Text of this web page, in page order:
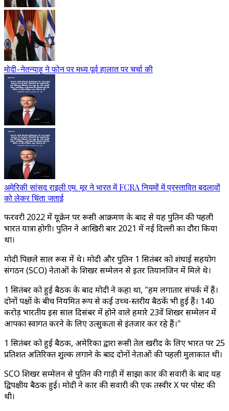
मोदी-नेतन्याहू ने फोन पर मध्य पूर्व हालात पर चर्चा की
अमेरिकी सांसद राइली एम. मूर ने भारत में FCRA नियमों में प्रस्तावित बदलावों
को लेकर चिंता जताई
फरवरी 2022 में यूक्रेन पर रूसी आक्रमण के बाद से यह पुतिन की पहली
भारत यात्रा होगी। पुतिन ने आखिरी बार 2021 में नई दिल्ली का दौरा किया
था।
मोदी पिछले साल रूस में थे। मोदी और पुतिन 1 सितंबर को शंघाई सहयोग
संगठन (SCO) नेताओं के शिखर सम्मेलन से इतर तियानजिन में मिले थे।
1 सितंबर को हुई बैठक के बाद मोदी ने कहा था, "हम लगातार संपर्क में हैं।
दोनों पक्षों के बीच नियमित रूप से कई उच्च-स्तरीय बैठकें भी हुई हैं। 140
करोड़ भारतीय इस साल दिसंबर में होने वाले हमारे 23वें शिखर सम्मेलन में
आपका स्वागत करने के लिए उत्सुकता से इंतजार कर रहे हैं।"
1 सितंबर को हुई बैठक, अमेरिका द्वारा रूसी तेल खरीद के लिए भारत पर 25
प्रतिशत अतिरिक्त शुल्क लगाने के बाद दोनों नेताओं की पहली मुलाकात थी।
SCO शिखर सम्मेलन से पुतिन की गाड़ी में साझा कार की सवारी के बाद यह
द्विपक्षीय बैठक हुई। मोदी ने कार की सवारी की एक तस्वीर X पर पोस्ट की
थी।